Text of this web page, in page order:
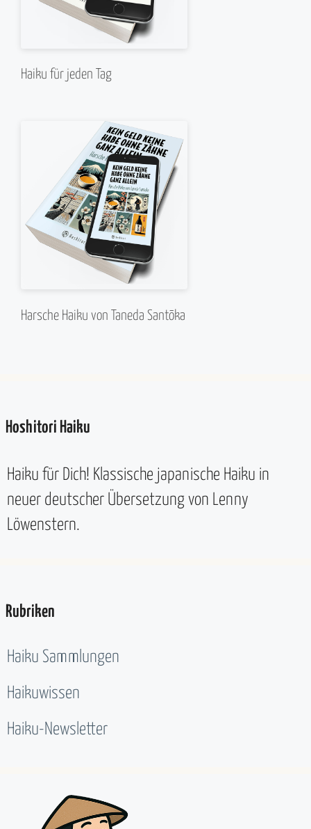
Haiku für jeden Tag
Harsche Haiku von Taneda Santōka
Hoshitori Haiku
Haiku für Dich! Klassische japanische Haiku in
neuer deutscher Übersetzung von Lenny
Löwenstern.
Rubriken
Haiku Sammlungen
Haikuwissen
Haiku-Newsletter